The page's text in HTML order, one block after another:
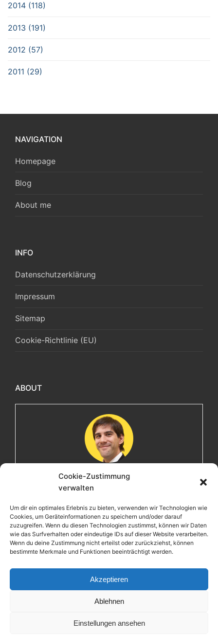
Cookie-Zustimmung
verwalten
Um dir ein optimales Erlebnis zu bieten, verwenden wir Technologien wie
Cookies, um Geräteinformationen zu speichern und/oder darauf
zuzugreifen. Wenn du diesen Technologien zustimmst, können wir Daten
wie das Surfverhalten oder eindeutige IDs auf dieser Website verarbeiten.
Wenn du deine Zustimmung nicht erteilst oder zurückziehst, können
bestimmte Merkmale und Funktionen beeinträchtigt werden.
Akzeptieren
Ablehnen
Einstellungen ansehen
2014 (118)
2013 (191)
2012 (57)
2011 (29)
NAVIGATION
Homepage
Blog
About me
INFO
Datenschutzerklärung
Impressum
Sitemap
Cookie-Richtlinie (EU)
ABOUT
Maximilian
Herzlich willkommen! Ich bin Max, ein Informatiker mit
über 15 Jahren Berufserfahrung. Hier teile ich meine
Leidenschaften, Erlebnisse und Perspektiven. Ich lade
dich ein, gemeinsam mit mir auf eine Entdeckungsreise
zu gehen.